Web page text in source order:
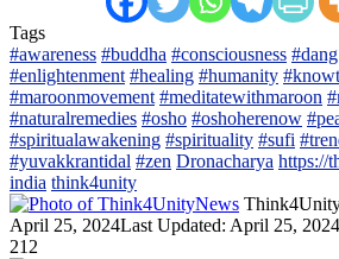
Tags
#awareness #buddha #consciousness #dang
#enlightenment #healing #humanity
#maroonmovement #meditatewithmaroon
#naturalremedies #osho #oshoherenow
#spiritualawakening #spirituality #sufi
#yuvakkrantidal #zen Dronacharya https://
india think4unity
April 25, 2024Last Updated: April 25, 2024
212